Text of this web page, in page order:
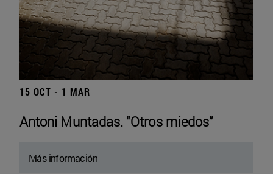
15 OCT - 1 MAR
Antoni Muntadas. “Otros miedos”
Más información